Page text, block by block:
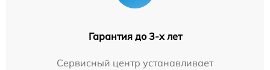
Гарантия до 3-х лет
Сервисный центр устанавливает